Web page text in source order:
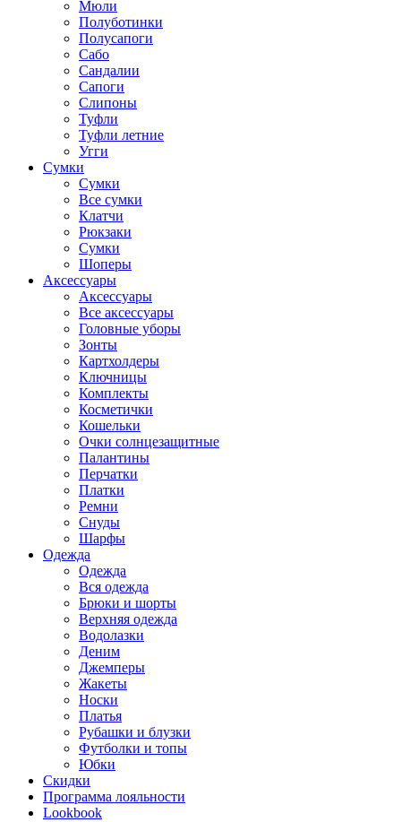
Мюли
Полуботинки
Полусапоги
Сабо
Сандалии
Сапоги
Слипоны
Туфли
Туфли летние
Угги
Сумки
Сумки
Все сумки
Клатчи
Рюкзаки
Сумки
Шоперы
Аксессуары
Аксессуары
Все аксессуары
Головные уборы
Зонты
Картхолдеры
Ключницы
Комплекты
Косметички
Кошельки
Очки солнцезащитные
Палантины
Перчатки
Платки
Ремни
Снуды
Шарфы
Одежда
Одежда
Вся одежда
Брюки и шорты
Верхняя одежда
Водолазки
Деним
Джемперы
Жакеты
Носки
Платья
Рубашки и блузки
Футболки и топы
Юбки
Скидки
Программа лояльности
Lookbook